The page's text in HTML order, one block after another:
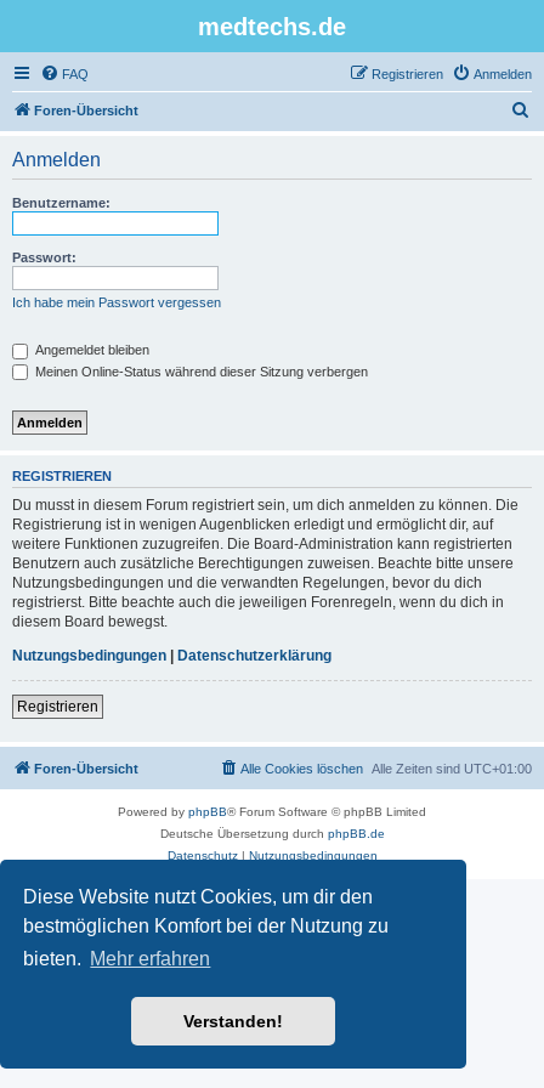
Diese Website nutzt Cookies, um dir den
bestmöglichen Komfort bei der Nutzung zu
bieten. Mehr erfahren
Verstanden!
medtechs.de
FAQ Anmelden
Registrieren
Foren-Übersicht
Anmelden
Benutzername:
Passwort:
Ich habe mein Passwort vergessen
Angemeldet bleiben
Meinen Online-Status während dieser Sitzung verbergen
REGISTRIEREN
Du musst in diesem Forum registriert sein, um dich anmelden zu können. Die
Registrierung ist in wenigen Augenblicken erledigt und ermöglicht dir, auf
weitere Funktionen zuzugreifen. Die Board-Administration kann registrierten
Benutzern auch zusätzliche Berechtigungen zuweisen. Beachte bitte unsere
Nutzungsbedingungen und die verwandten Regelungen, bevor du dich
registrierst. Bitte beachte auch die jeweiligen Forenregeln, wenn du dich in
diesem Board bewegst.
Nutzungsbedingungen | Datenschutzerklärung
Registrieren
Foren-Übersicht Alle Zeiten sind UTC+01:00
Alle Cookies löschen
Powered by phpBB® Forum Software © phpBB Limited
Deutsche Übersetzung durch phpBB.de
Datenschutz| Nutzungsbedingungen